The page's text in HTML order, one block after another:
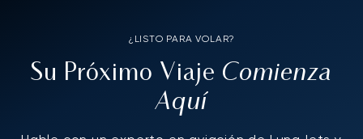
¿LISTO PARA VOLAR?
Su Próximo Viaje Comienza
Aquí